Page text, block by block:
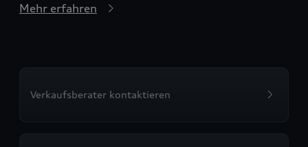
Mehr erfahren
Verkaufsberater kontaktieren